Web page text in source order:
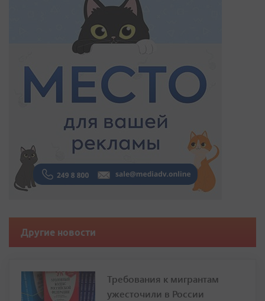
Другие новости
Требования к мигрантам
ужесточили в России